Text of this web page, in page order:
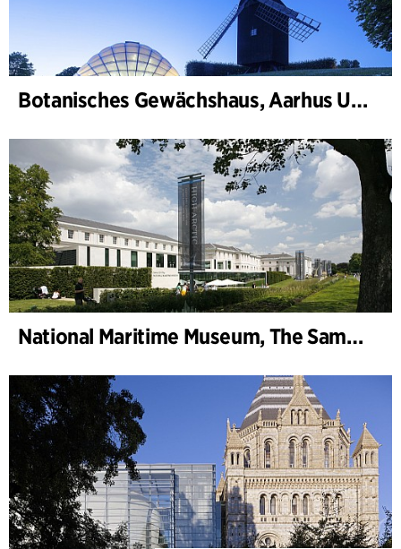
Botanisches Gewächshaus, Aarhus Universität
National Maritime Museum, The Sammy Ofer Wing